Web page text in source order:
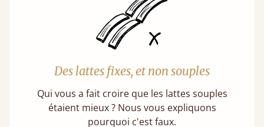
Des lattes fixes, et non souples
Qui vous a fait croire que les lattes souples
étaient mieux ? Nous vous expliquons
pourquoi c'est faux.